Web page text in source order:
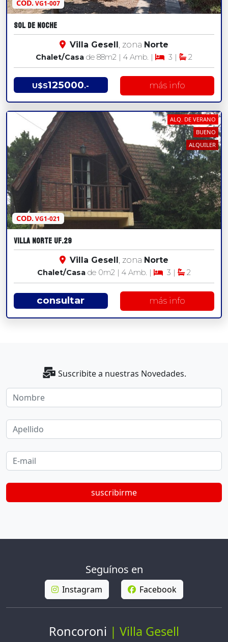
COD.VG1-007
SOL DE NOCHE
Villa Gesell , zona Norte
Chalet/Casa de 88m2 | 4 Amb. | 3 | 2
U$S125000.- más info
COD.VG1-021
ALQ. DE VERANO
BUENO
ALQUILER
VILLA NORTE UF.29
Villa Gesell, zona Norte
Chalet/Casa de 0m2 | 4 Amb. | 3 | 2
consultar más info
Suscribite a nuestras Novedades.
Nombre
Apellido
E-mail
suscribirme
Seguínos en
Instagram Facebook
Roncoroni Villa Gesell